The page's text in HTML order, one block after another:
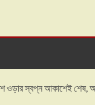
ওড়ার স্বপ্ন আকাশেই শেষ,